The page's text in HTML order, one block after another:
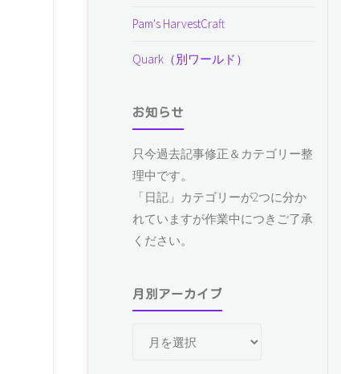
Pam's HarvestCraft
Quark（別ワールド）
お知らせ
只今過去記事修正＆カテゴリー整
理中です。
「日記」カテゴリーが2つに分か
れていますが作業中につきご了承
ください。
月別アーカイブ